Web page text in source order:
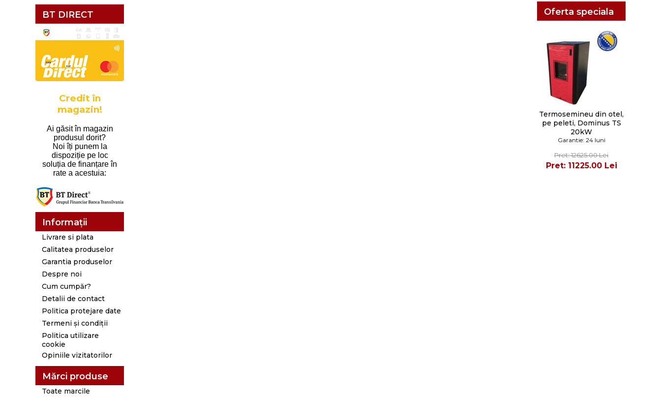
BT DIRECT
Credit în
magazin!
Ai găsit în magazin
produsul dorit?
Noi îți punem la
dispoziție pe loc
soluția de finanțare în
rate a acestuia:
Informații
Livrare si plata
Calitatea produselor
Garantia produselor
Despre noi
Cum cumpăr?
Detalii de contact
Politica protejare date
Termeni și condiții
Politica utilizare
cookie
Opiniile vizitatorilor
Mărci produse
Toate marcile
Oferta speciala
Termosemineu din otel,
pe peleti, Dominus TS
20kW
Garantie: 24 luni
Pret: 12625.00 Lei
Pret: 11225.00 Lei